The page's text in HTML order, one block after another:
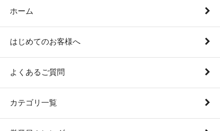
ホーム
はじめてのお客様へ
よくあるご質問
カテゴリ一覧